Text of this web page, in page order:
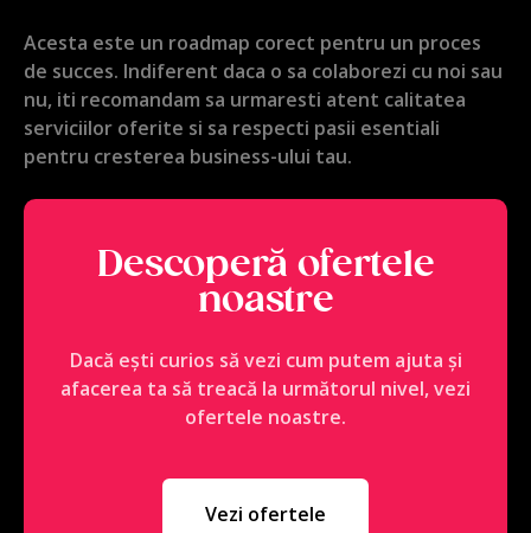
Acesta este un roadmap corect pentru un proces
de succes. Indiferent daca o sa colaborezi cu noi sau
nu, iti recomandam sa urmaresti atent calitatea
serviciilor oferite si sa respecti pasii esentiali
pentru cresterea business-ului tau.
Descoperă ofertele
noastre
Dacă ești curios să vezi cum putem ajuta și
afacerea ta să treacă la următorul nivel, vezi
ofertele noastre.
Vezi ofertele